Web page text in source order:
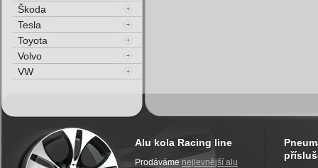
Škoda
Tesla
Toyota
Volvo
VW
Alu kola Racing line
Prodáváme nejlevnější alu